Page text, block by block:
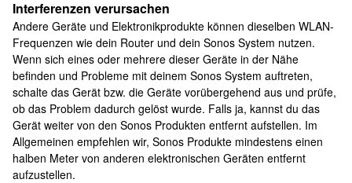
Interferenzen verursachen
Andere Geräte und Elektronikprodukte können dieselben WLAN-
Frequenzen wie dein Router und dein Sonos System nutzen.
Wenn sich eines oder mehrere dieser Geräte in der Nähe
befinden und Probleme mit deinem Sonos System auftreten,
schalte das Gerät bzw. die Geräte vorübergehend aus und prüfe,
ob das Problem dadurch gelöst wurde. Falls ja, kannst du das
Gerät weiter von den Sonos Produkten entfernt aufstellen. Im
Allgemeinen empfehlen wir, Sonos Produkte mindestens einen
halben Meter von anderen elektronischen Geräten entfernt
aufzustellen.